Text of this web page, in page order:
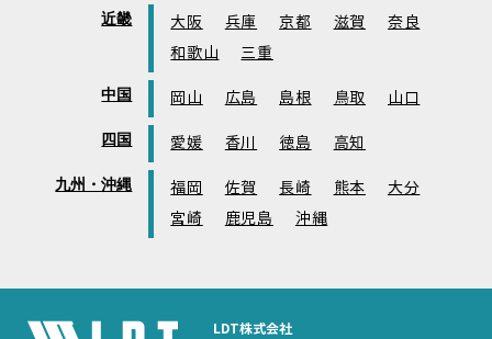
近畿 大阪 兵庫 京都 滋賀
奈良
和歌山
三重
中国 岡山 広島 島根 鳥取 山口
四国 愛媛 香川 徳島 高知
九州・沖縄 福岡 佐賀 長崎 熊本
大分
宮崎
鹿児島 沖縄
LDT株式会社